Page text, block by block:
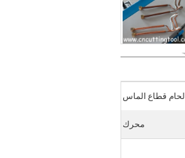
لحام قطاع الماس
محرك